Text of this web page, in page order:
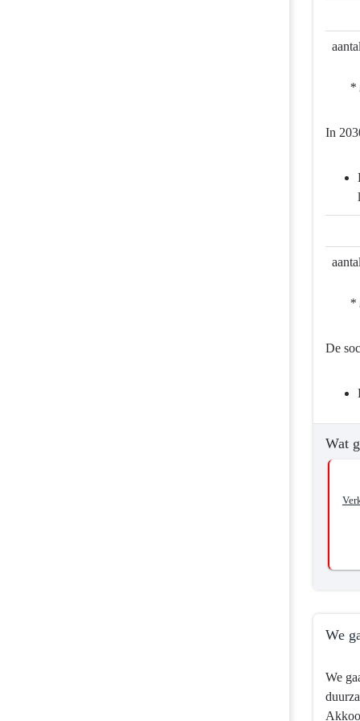
mobiliteit
voor
aantal
*
In
aantal
*
De
Wat
We
naar
navigatie
We